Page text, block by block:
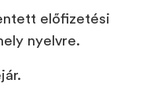
előfizetési
nyelvre.